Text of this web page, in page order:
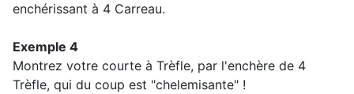
enchérissant à 4 Carreau.
Exemple 4
Montrez votre courte à Trèfle, par l'enchère de 4
Trèfle, qui du coup est "chelemisante" !